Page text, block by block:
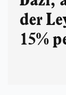
der
15%